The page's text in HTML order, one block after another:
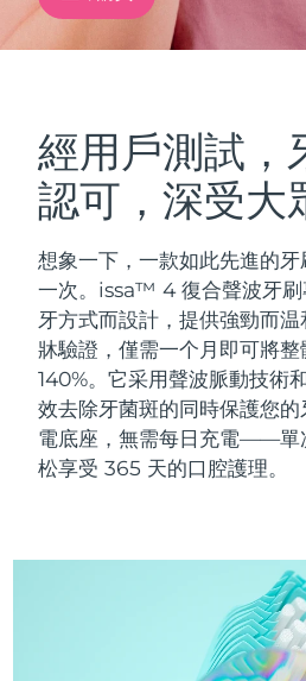
經用戶測試，
認可，深受大
想象一下，一款如此先進的
一次。issa™ 4 復合聲波牙刷
牙方式而設計，提供強勁而
牀驗證，僅需一个月即可將
140%。它采用聲波脈動技術
效去除牙菌斑的同時保護您
電底座，無需每日充電——單
松享受 365 天的口腔護理。
紅光療法
LUNA™ 4 套裝
Anti-aging
LUNA™ 4
Massage, LED
LUNA™ 4
For young skin, T-
BEAR™ 2 套裝
Microcurrent
BEAR™ 2 go
Microcurrent
面部提拉護理
Premium anti-
補水保濕
UFO™ 3 套裝
Deep facial
Near-infrared and
UFO™ 3 mini
口
issa™ 4
Hybrid silicone
Smart hybrid
issa™ 4 smile
FAQ™ 抗老護理
FAQ™ 101
Clinical anti-aging
FAQ™ 201
LED mask
奧地利
巴林
比利時
百慕達
波士尼亞與赫塞哥維納
汶萊
保加利亞